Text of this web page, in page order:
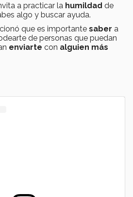
a practicar la humildad de
algo y buscar ayuda.
que es importante saber a
de personas que puedan
enviarte con alguien más